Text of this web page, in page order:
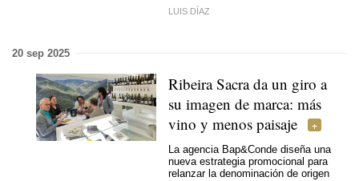
LUIS DÍAZ
20 sep 2025
Ribeira Sacra da un giro a
su imagen de marca: más
vino y menos paisaje
La agencia Bap&Conde diseña una
nueva estrategia promocional para
relanzar la denominación de origen